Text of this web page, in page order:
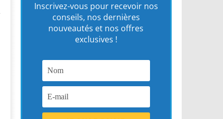
Inscrivez-vous pour recevoir nos
conseils, nos dernières
nouveautés et nos offres
exclusives !